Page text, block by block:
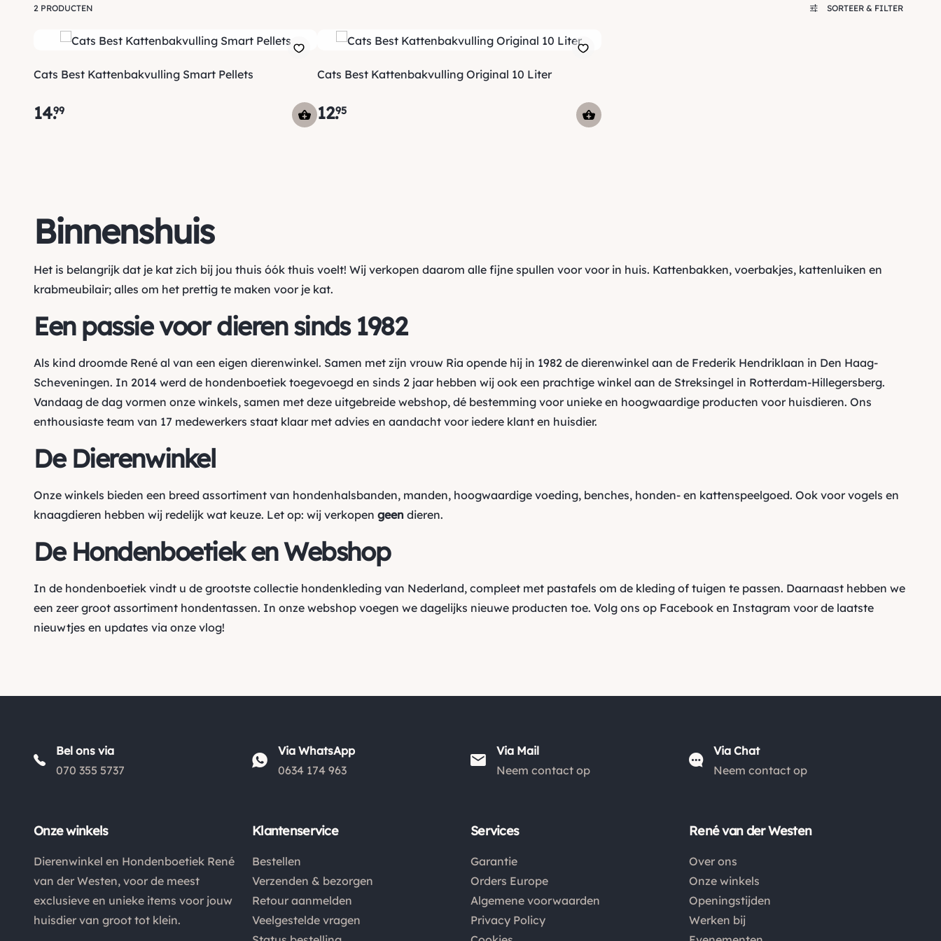
2 PRODUCTEN SORTEER & FILTER
Cats Best Kattenbakvulling Smart Pellets
14.99
Cats Best Kattenbakvulling Original 10 Liter
12.95
Binnenshuis
Het is belangrijk dat je kat zich bij jou thuis óók thuis voelt! Wij verkopen daarom alle fijne spullen voor voor in huis. Kattenbakken, voerbakjes, kattenluiken en
krabmeubilair; alles om het prettig te maken voor je kat.
Een passie voor dieren sinds 1982
Als kind droomde René al van een eigen dierenwinkel. Samen met zijn vrouw Ria opende hij in 1982 de dierenwinkel aan de Frederik Hendriklaan in Den Haag-
Scheveningen. In 2014 werd de hondenboetiek toegevoegd en sinds 2 jaar hebben wij ook een prachtige winkel aan de Streksingel in Rotterdam-Hillegersberg.
Vandaag de dag vormen onze winkels, samen met deze uitgebreide webshop, dé bestemming voor unieke en hoogwaardige producten voor huisdieren. Ons
enthousiaste team van 17 medewerkers staat klaar met advies en aandacht voor iedere klant en huisdier.
De Dierenwinkel
Onze winkels bieden een breed assortiment van hondenhalsbanden, manden, hoogwaardige voeding, benches, honden- en kattenspeelgoed. Ook voor vogels en
knaagdieren hebben wij redelijk wat keuze. Let op: wij verkopen geen dieren.
De Hondenboetiek en Webshop
In de hondenboetiek vindt u de grootste collectie hondenkleding van Nederland, compleet met pastafels om de kleding of tuigen te passen. Daarnaast hebben we
een zeer groot assortiment hondentassen. In onze webshop voegen we dagelijks nieuwe producten toe. Volg ons op Facebook en Instagram voor de laatste
nieuwtjes en updates via onze vlog!
Bel ons via
070 355 5737
Via WhatsApp
0634 174 963
Via Mail
Neem contact op
Via Chat
Neem contact op
Onze winkels
Dierenwinkel en Hondenboetiek René
van der Westen, voor de meest
exclusieve en unieke items voor jouw
huisdier van groot tot klein.
Klantenservice
Bestellen
Verzenden & bezorgen
Retour aanmelden
Veelgestelde vragen
Services
Garantie
Orders Europe
Algemene voorwaarden
Privacy Policy
René van der Westen
Over ons
Onze winkels
Openingstijden
Werken bij